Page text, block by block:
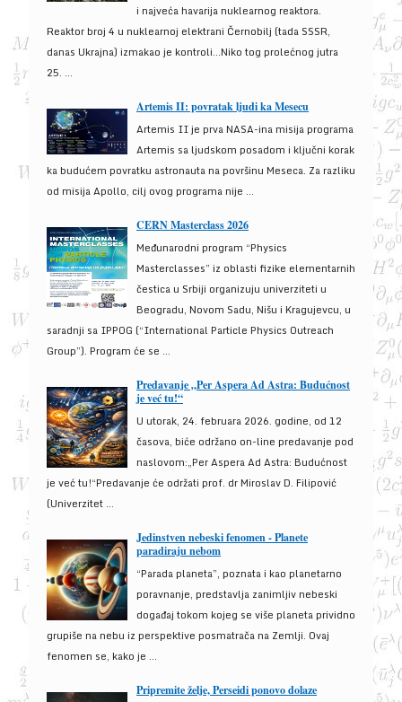
i najveća havarija nuklearnog reaktora.
Reaktor broj 4 u nuklearnoj elektrani Černobilj (tada SSSR,
danas Ukrajna) izmakao je kontroli...Niko tog prolećnog jutra
25. ...
Artemis II: povratak ljudi ka Mesecu
Artemis II je prva NASA-ina misija programa
Artemis sa ljudskom posadom i ključni korak
ka budućem povratku astronauta na površinu Meseca. Za razliku
od misija Apollo, cilj ovog programa nije ...
CERN Masterclass 2026
Međunarodni program “Physics
Masterclasses” iz oblasti fizike elementarnih
čestica u Srbiji organizuju univerziteti u
Beogradu, Novom Sadu, Nišu i Kragujevcu, u
saradnji sa IPPOG (“International Particle Physics Outreach
Group”). Program će se ...
Predavanje „Per Aspera Ad Astra: Budućnost
je već tu!“
U utorak, 24. februara 2026. godine, od 12
časova, biće održano on-line predavanje pod
naslovom:„Per Aspera Ad Astra: Budućnost
je već tu!“Predavanje će održati prof. dr Miroslav D. Filipović
(Univerzitet ...
Jedinstven nebeski fenomen - Planete
paradiraju nebom
“Parada planeta”, poznata i kao planetarno
poravnanje, predstavlja zanimljiv nebeski
događaj tokom kojeg se više planeta prividno
grupiše na nebu iz perspektive posmatrača na Zemlji. Ovaj
fenomen se, kako je ...
Pripremite želje, Perseidi ponovo dolaze